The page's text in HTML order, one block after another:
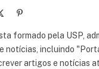
Pinterest
formado pela USP,
notícias, incluindo
artigos e notícias